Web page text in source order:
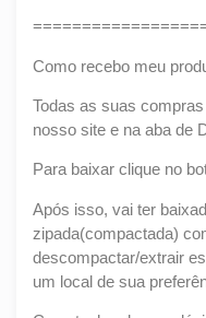
Como recebo meu
Todas as suas
nosso site e na aba de
Para baixar clique no
Após isso, vai ter
zipada(compactada)
descompactar/extrair
um local de sua